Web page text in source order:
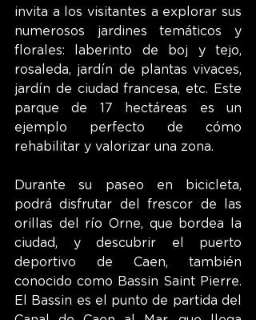
invita a los visitantes a explorar sus
numerosos jardines temáticos y
florales: laberinto de boj y tejo,
rosaleda, jardín de plantas vivaces,
jardín de ciudad francesa, etc. Este
parque de 17 hectáreas es un
ejemplo perfecto de cómo
rehabilitar y valorizar una zona.
Durante su paseo en bicicleta,
podrá disfrutar del frescor de las
orillas del río Orne, que bordea la
ciudad, y descubrir el puerto
deportivo de Caen, también
conocido como Bassin Saint Pierre.
El Bassin es el punto de partida del